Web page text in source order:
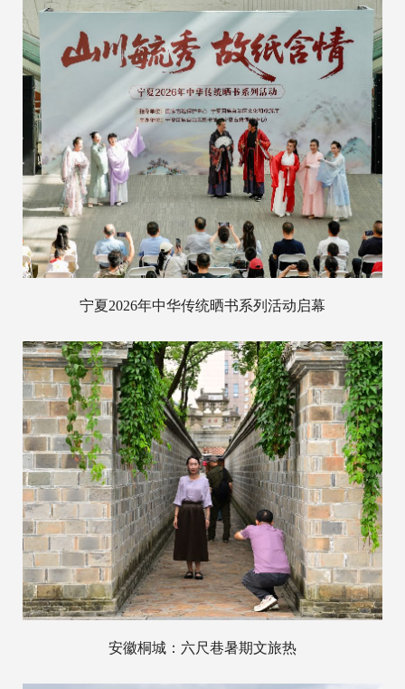
宁夏2026年中华传统晒书系列活动启幕
安徽桐城：六尺巷暑期文旅热